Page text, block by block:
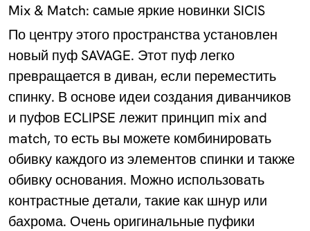
Mix & Match: самые яркие новинки SICIS
По центру этого пространства установлен
новый пуф SAVAGE. Этот пуф легко
превращается в диван, если переместить
спинку. В основе идеи создания диванчиков
и пуфов ECLIPSE лежит принцип mix and
match, то есть вы можете комбинировать
обивку каждого из элементов спинки и также
обивку основания. Можно использовать
контрастные детали, такие как шнур или
бахрома. Очень оригинальные пуфики